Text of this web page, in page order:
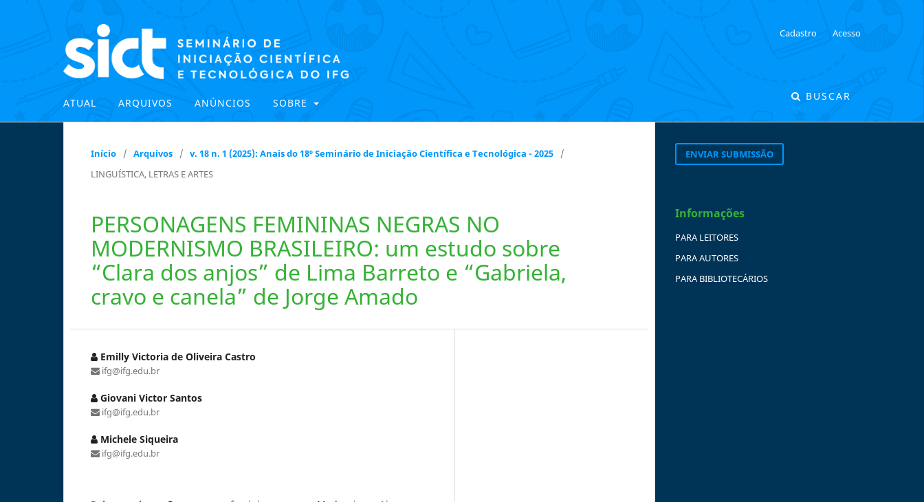
ATUAL ARQUIVOS ANÚNCIOS SOBRE
BUSCAR
Cadastro Acesso
Início / Arquivos / v. 18 n. 1 (2025): Anais do 18º Seminário de Iniciação Científica e Tecnológica - 2025
/
LINGUÍSTICA, LETRAS E ARTES
PERSONAGENS FEMININAS NEGRAS NO
MODERNISMO BRASILEIRO: um estudo sobre
“Clara dos anjos” de Lima Barreto e “Gabriela,
cravo e canela” de Jorge Amado
Emilly Victoria de Oliveira Castro
ifg@ifg.edu.br
Giovani Victor Santos
ifg@ifg.edu.br
Michele Siqueira
ifg@ifg.edu.br
ENVIAR SUBMISSÃO
Informações
PARA LEITORES
PARA AUTORES
PARA BIBLIOTECÁRIOS